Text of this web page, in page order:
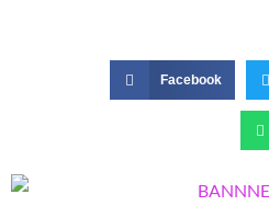
Facebook